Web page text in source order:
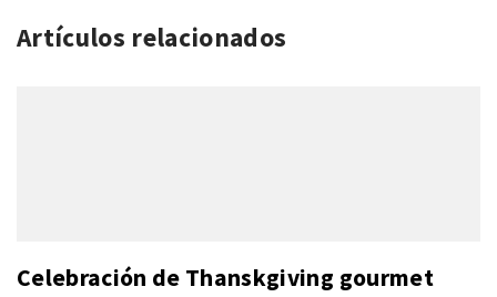
Artículos relacionados
Celebración de Thanskgiving gourmet